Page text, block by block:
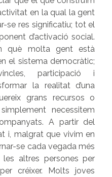
en la qual la gent
se res significatiu; tot el
d’activació social.
què molta gent està
el sistema democràtic;
participació i
la realitat d’una
grans recursos o
necessitem
A partir del
i, malgrat que vivim en
se cada vegada més
les altres persones per
créixer. Molts joves